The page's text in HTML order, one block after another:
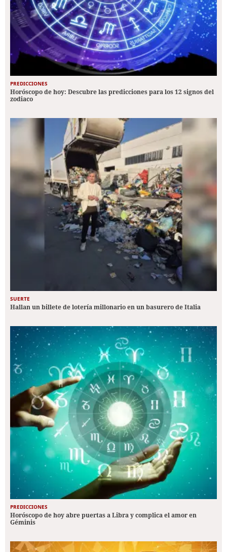
PREDICCIONES
Horóscopo de hoy: Descubre las predicciones para los 12 signos del
zodiaco
SUERTE
Hallan un billete de lotería millonario en un basurero de Italia
PREDICCIONES
Horóscopo de hoy abre puertas a Libra y complica el amor en
Géminis